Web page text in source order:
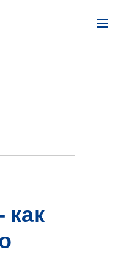
как